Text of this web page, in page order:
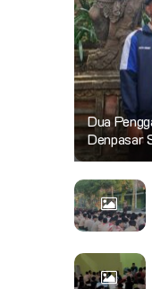
Dua
Denpasar